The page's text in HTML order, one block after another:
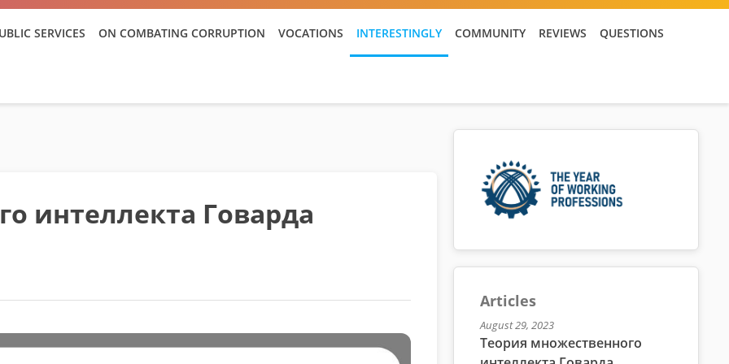
SERVICES ON COMBATING CORRUPTION VOCATIONS INTERESTINGLY COMMUNITY REVIEWS QUESTIONS
интеллекта Говарда
Articles
August 29, 2023
Теория множественного